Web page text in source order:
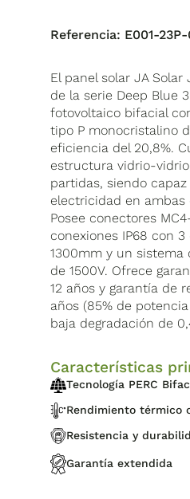
Referencia: E001-
El panel solar JA Solar
de la serie Deep Blue
fotovoltaico bifacial
tipo P monocristalino
eficiencia del 20,8%.
estructura vidrio-
partidas, siendo
electricidad en ambas
Posee conectores
conexiones IP68 con
1300mm y un sistema
de 1500V. Ofrece
12 años y garantía de
años (85% de
baja degradación de
Características
Tecnología PERC
Rendimiento térmico
Resistencia y
Garantía extendida